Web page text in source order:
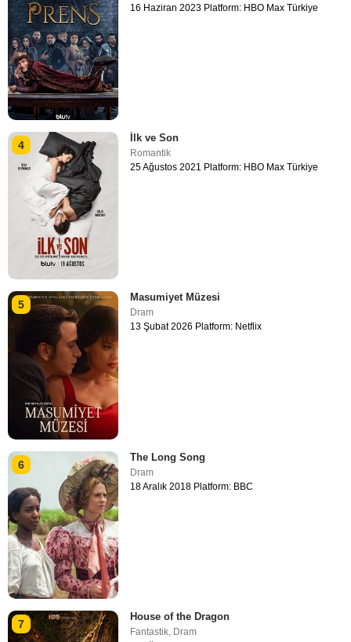
16 Haziran 2023 Platform: HBO Max Türkiye
4
İlk ve Son
Romantik
25 Ağustos 2021 Platform: HBO Max Türkiye
5
Masumiyet Müzesi
Dram
13 Şubat 2026 Platform: Netflix
6
The Long Song
Dram
18 Aralık 2018 Platform: BBC
7
House of the Dragon
Fantastik, Dram